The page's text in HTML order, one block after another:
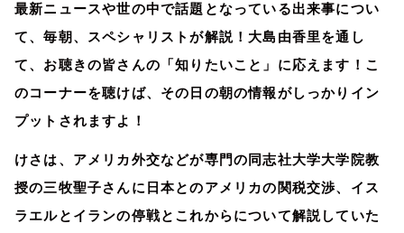
最新ニュースや世の中で話題となっている出来事につい
て、毎朝、スペシャリストが解説！大島由香里を通し
て、お聴きの皆さんの「知りたいこと」に応えます！こ
のコーナーを聴けば、その日の朝の情報がしっかりイン
プットされますよ！
けさは、アメリカ外交などが専門の同志社大学大学院教
授の三牧聖子さんに日本とのアメリカの関税交渉、イス
ラエルとイランの停戦とこれからについて解説していた